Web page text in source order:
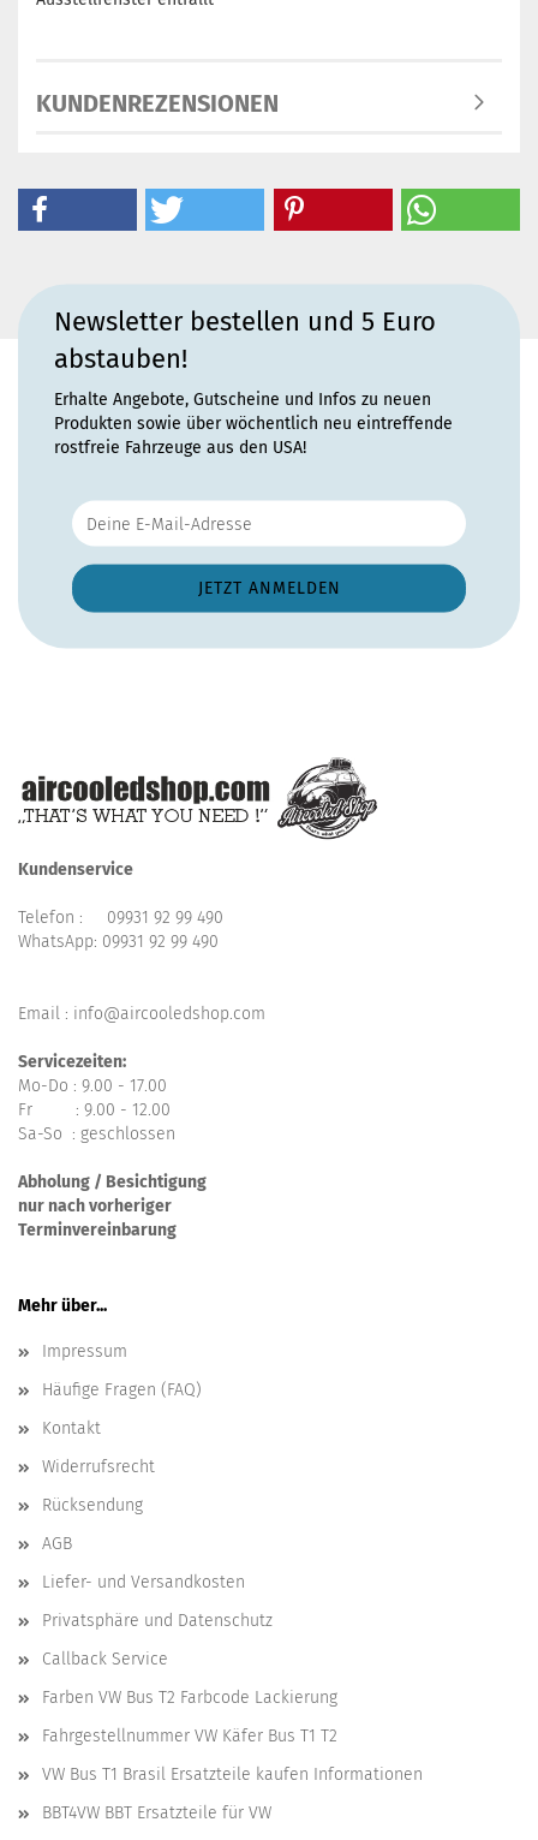
KUNDENREZENSIONEN
Newsletter bestellen und 5 Euro
abstauben!
Erhalte Angebote, Gutscheine und Infos zu neuen
Produkten sowie über wöchentlich neu eintreffende
rostfreie Fahrzeuge aus den USA!
Kundenservice
Telefon : 09931 92 99 490
WhatsApp: 09931 92 99 490
Email : info@aircooledshop.com
Servicezeiten:
Mo-Do : 9.00 - 17.00
Fr : 9.00 - 12.00
Sa-So : geschlossen
Abholung / Besichtigung
nur nach vorheriger
Terminvereinbarung
Mehr über...
Impressum
Häufige Fragen (FAQ)
Kontakt
Widerrufsrecht
Rücksendung
AGB
Liefer- und Versandkosten
Privatsphäre und Datenschutz
Callback Service
Farben VW Bus T2 Farbcode Lackierung
Fahrgestellnummer VW Käfer Bus T1 T2
VW Bus T1 Brasil Ersatzteile kaufen Informationen
BBT4VW BBT Ersatzteile für VW